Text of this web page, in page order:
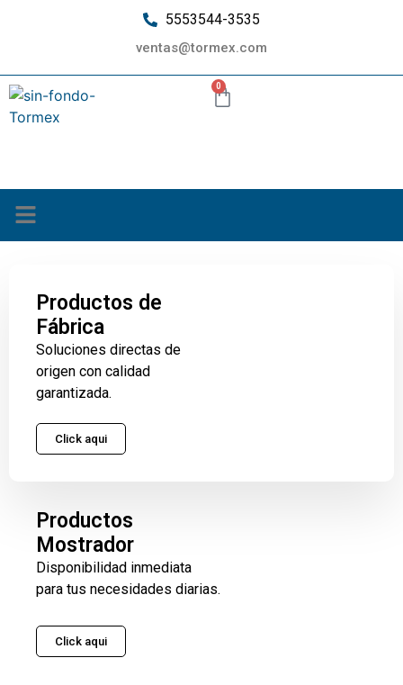
5553544-3535
ventas@tormex.com
0
Productos de
Fábrica
Soluciones directas de
origen con calidad
garantizada.
Click aqui
Productos
Mostrador
Disponibilidad inmediata
para tus necesidades diarias.
Click aqui